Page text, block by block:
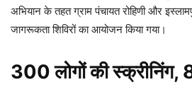
अभियान के तहत ग्राम पंचायत रोहिणी और
जागरूकता शिविरों का आयोजन किया गया।
300 लोगों की